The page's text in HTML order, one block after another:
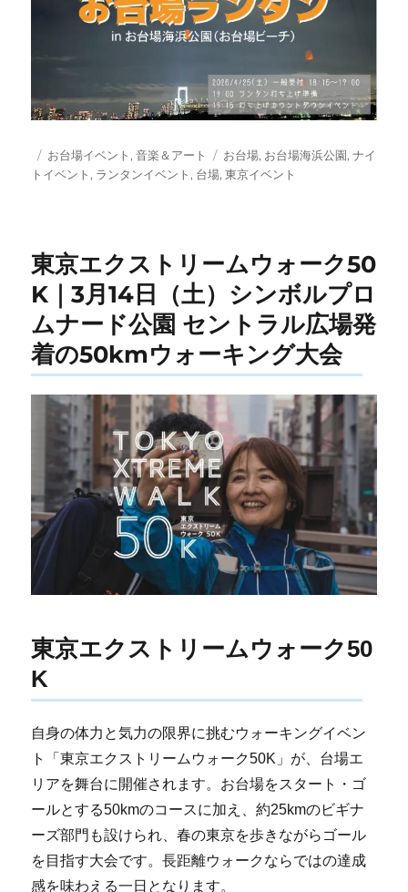
投
稿
カ
テ
お台場イベント ,音楽＆アート
タ
グ
お台場, お台場海浜公園,ナイ
トイベント , ランタンイベント , 台場,東京イベント
東京エクストリームウォーク50
K｜3月14日（土）シンボルプロ
ムナード公園 セントラル広場発
着の50kmウォーキング大会
東京エクストリームウォーク50
K
自身の体力と気力の限界に挑むウォーキングイベン
ト「東京エクストリームウォーク50K」が、台場エ
リアを舞台に開催されます。お台場をスタート・ゴ
ールとする50kmのコースに加え、約25kmのビギナ
ーズ部門も設けられ、春の東京を歩きながらゴール
を目指す大会です。長距離ウォークならではの達成
感を味わえる一日となります。